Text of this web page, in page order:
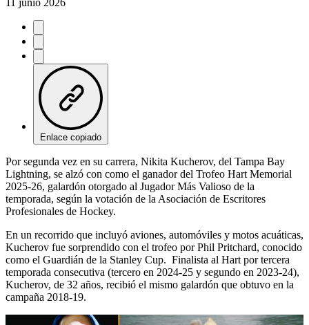
Enlace copiado
Por segunda vez en su carrera, Nikita Kucherov, del Tampa Bay
Lightning, se alzó con como el ganador del Trofeo Hart Memorial
2025-26, galardón otorgado al Jugador Más Valioso de la
temporada, según la votación de la Asociación de Escritores
Profesionales de Hockey.
En un recorrido que incluyó aviones, automóviles y motos acuáticas,
Kucherov fue sorprendido con el trofeo por Phil Pritchard, conocido
como el Guardián de la Stanley Cup. Finalista al Hart por tercera
temporada consecutiva (tercero en 2024-25 y segundo en 2023-24),
Kucherov, de 32 años, recibió el mismo galardón que obtuvo en la
campaña 2018-19.